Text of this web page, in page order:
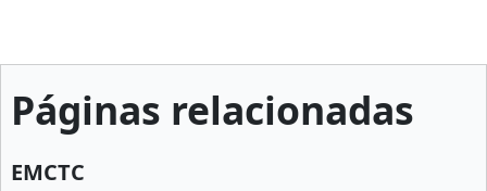
Páginas relacionadas
EMCTC